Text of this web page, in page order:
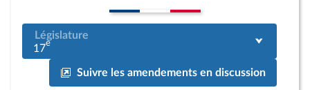
Législature
17e
Suivre les amendements en discussion